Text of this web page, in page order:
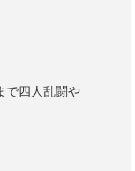
で四人乱闘や